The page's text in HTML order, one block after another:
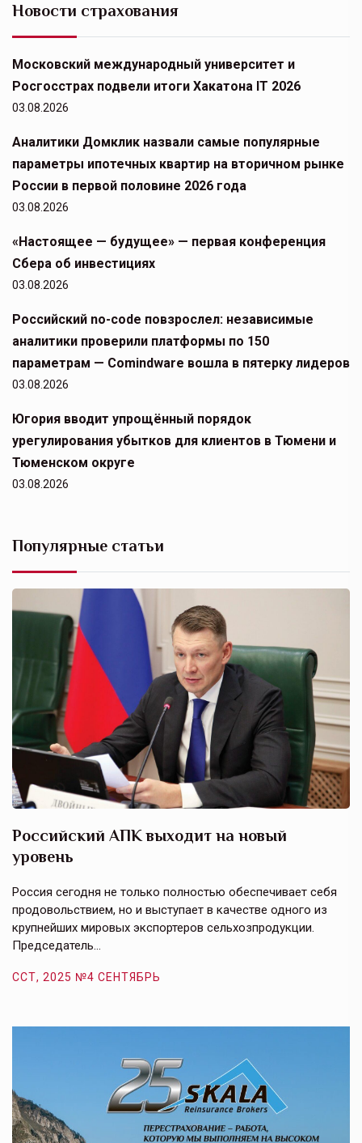
Новости страхования
Московский международный университет и
Росгосстрах подвели итоги Хакатона IT 2026
03.08.2026
Аналитики Домклик назвали самые популярные
параметры ипотечных квартир на вторичном рынке
России в первой половине 2026 года
03.08.2026
«Настоящее — будущее» — первая конференция
Cбера об инвестициях
03.08.2026
Российский no-code повзрослел: независимые
аналитики проверили платформы по 150
параметрам — Comindware вошла в пятерку лидеров
03.08.2026
Югория вводит упрощённый порядок
урегулирования убытков для клиентов в Тюмени и
Тюменском округе
03.08.2026
Популярные статьи
Российский АПК выходит на новый
уровень
Россия сегодня не только полностью обеспечивает себя
продовольствием, но и выступает в качестве одного из
крупнейших мировых экспортеров сельхозпродукции.
Председатель…
ССТ, 2025 №4 СЕНТЯБРЬ